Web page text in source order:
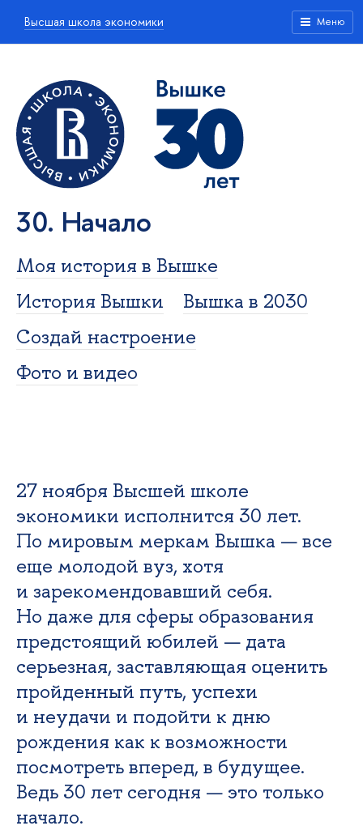
Высшая школа экономики Меню
30. Начало
Моя история в Вышке
История Вышки
Вышка в 2030
Создай настроение
Фото и видео
27 ноября Высшей школе
экономики исполнится 30 лет.
По мировым меркам Вышка — все
еще молодой вуз, хотя
и зарекомендовавший себя.
Но даже для сферы образования
предстоящий юбилей — дата
серьезная, заставляющая оценить
пройденный путь, успехи
и неудачи и подойти к дню
рождения как к возможности
посмотреть вперед, в будущее.
Ведь 30 лет сегодня — это только
начало.